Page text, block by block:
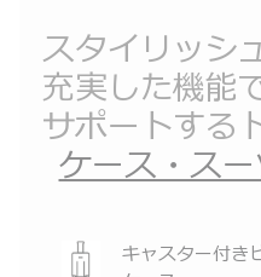
スタイリッシ
充実した機能
サポートする
ケース・ス
キャスター付き